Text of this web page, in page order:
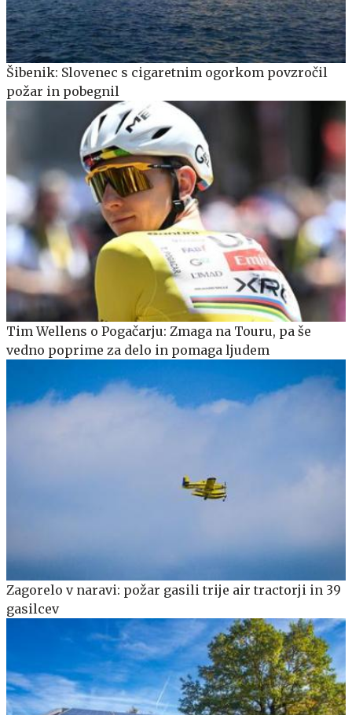
Šibenik: Slovenec s cigaretnim ogorkom povzročil
požar in pobegnil
Tim Wellens o Pogačarju: Zmaga na Touru, pa še
vedno poprime za delo in pomaga ljudem
Zagorelo v naravi: požar gasili trije air tractorji in 39
gasilcev